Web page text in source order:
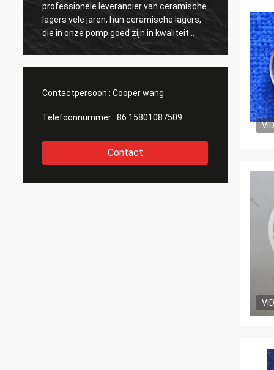
professionele leverancier van ceramische
lagers vele jaren, hun ceramische lagers,
die in onze pomp goed zijn in kwaliteit
worden gebruikt.
Contactpersoon : Cooper wang
Telefoonnummer : 86 15801087509
Contact